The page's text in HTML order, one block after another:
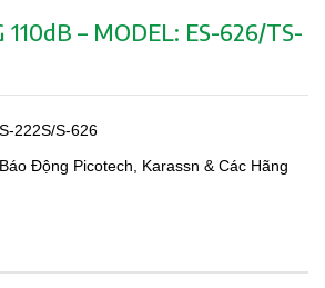
110dB – MODEL: ES-626/TS-
222S/S-626
Động Picotech, Karassn & Các Hãng